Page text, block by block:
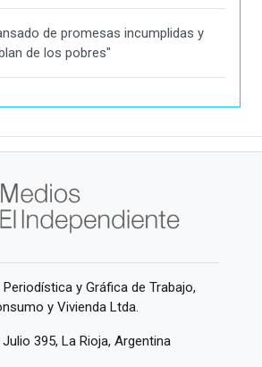
de promesas incumplidas y
de los pobres"
y Gráfica de Trabajo,
y Vivienda Ltda.
395, La Rioja, Argentina